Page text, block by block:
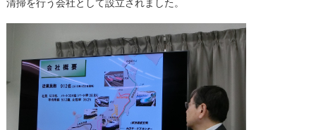
清掃を行う会社として設立されました。